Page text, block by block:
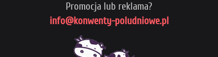
Promocja lub reklama?
info@konwenty-poludniowe.pl